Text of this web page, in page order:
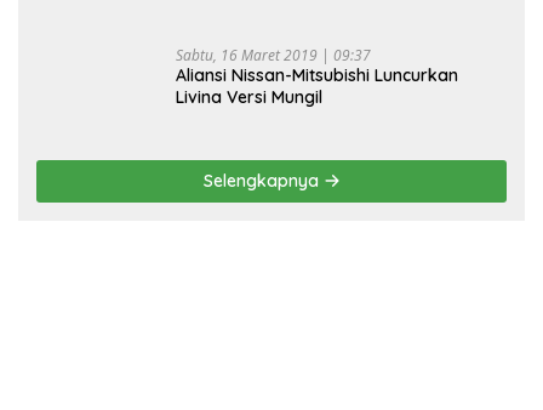
Sabtu, 16 Maret 2019 | 09:37
Aliansi Nissan-Mitsubishi Luncurkan
Livina Versi Mungil
Selengkapnya